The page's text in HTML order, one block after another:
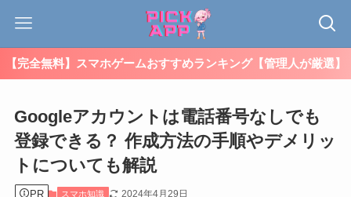
【完全無料】スマホゲームおすすめランキング【管理人が厳選】
Googleアカウントは電話番号なしでも
登録できる？ 作成方法の手順やデメリッ
トについても解説
PR スマホ知識 2024年4月29日